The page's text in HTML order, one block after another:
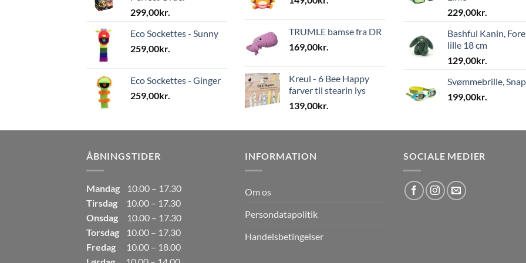
299,00kr.
Eco Sockettes - Sunny
259,00kr.
Eco Sockettes - Ginger
259,00kr.
TRUMLE bamse fra DR
169,00kr.
Kreul - 6 Bee Happy
farver til stearin lys
139,00kr.
229,00kr.
Bashful Kanin,
lille 18 cm
129,00kr.
Svømmebrille,
199,00kr.
ÅBNINGSTIDER
Mandag
10.00 – 17.30
Tirsdag
10.00 – 17.30
Onsdag
10.00 – 17.30
Torsdag
10.00 – 17.30
Fredag
10.00 – 18.00
INFORMATION
Om os
Persondatapolitik
Handelsbetingelser
SOCIALE MEDIER